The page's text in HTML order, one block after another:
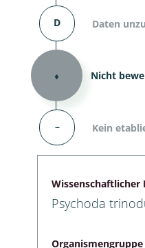
D Daten
⬧ Nicht
– Kein
Wissenschaftlicher
Psychoda
Organismengruppe